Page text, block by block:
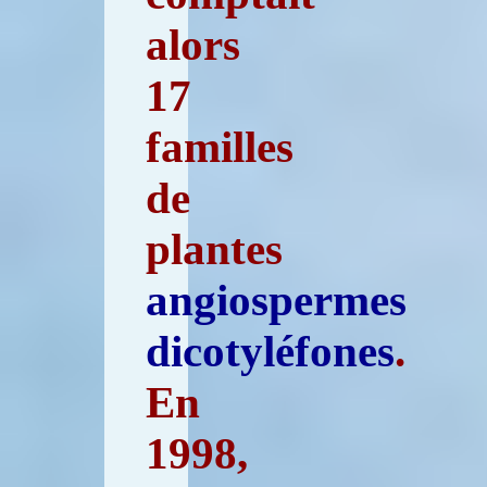
alors
17
familles
de
plantes
angiospermes
dicotyléfones.
En
1998,